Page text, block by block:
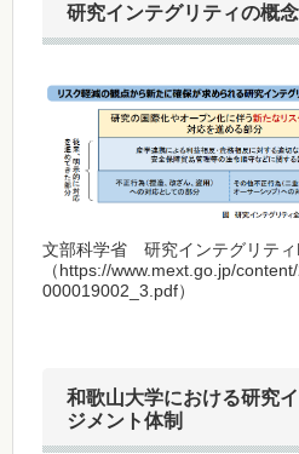
研究インテグリティの概念
文部科学省 研究インテグリティ
（https://www.mext.go.jp/
000019002_3.pdf）
和歌山大学における研究
ジメント体制